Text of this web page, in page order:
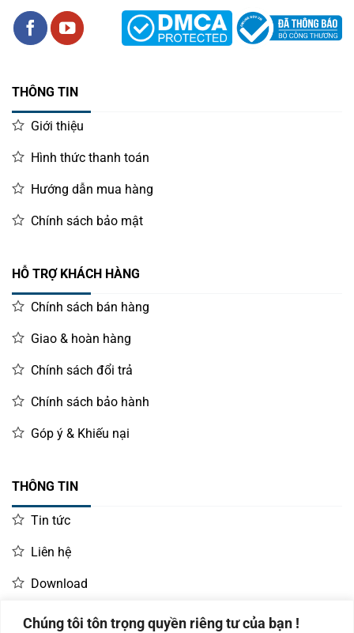
Chúng tôi tôn trọng quyền riêng tư của bạn !
THÔNG TIN
Giới thiệu
Hình thức thanh toán
Hướng dẫn mua hàng
Chính sách bảo mật
HỖ TRỢ KHÁCH HÀNG
Chính sách bán hàng
Giao & hoàn hàng
Chính sách đổi trả
Chính sách bảo hành
Góp ý & Khiếu nại
THÔNG TIN
Tin tức
Liên hệ
Download